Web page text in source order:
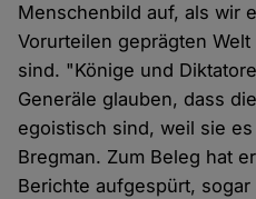
Menschenbild auf, als wir
Vorurteilen geprägten
sind. "Könige und
Generäle glauben, dass
egoistisch sind, weil sie
Bregman. Zum Beleg hat
Berichte aufgespürt,